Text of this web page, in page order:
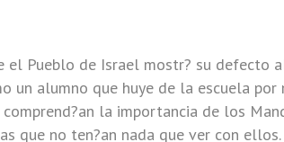
el Pueblo de Israel mostr? su defecto
un alumno que huye de la escuela
la importancia de los
que no ten?an nada que ver con ellos.